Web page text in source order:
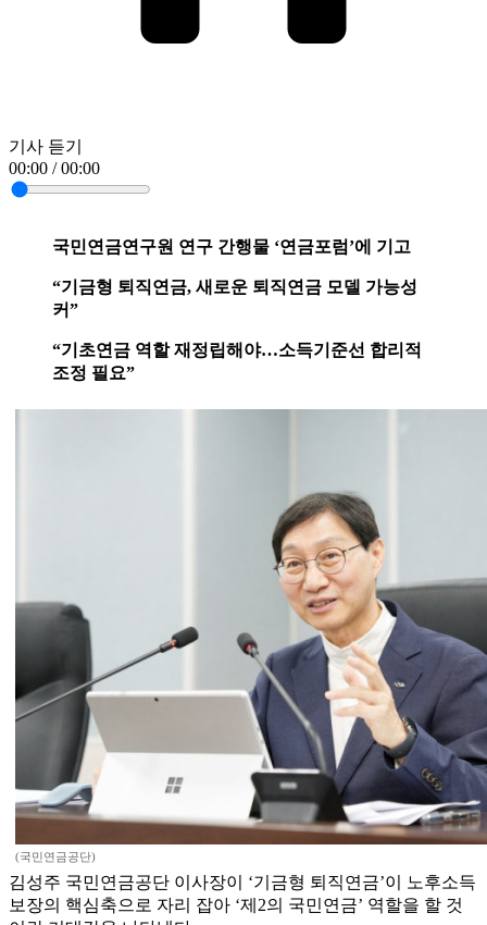
기사 듣기
00:00 / 00:00
국민연금연구원 연구 간행물 ‘연금포럼’에 기고
“기금형 퇴직연금, 새로운 퇴직연금 모델 가능성
커”
“기초연금 역할 재정립해야…소득기준선 합리적
조정 필요”
(국민연금공단)
김성주 국민연금공단 이사장이 ‘기금형 퇴직연금’이 노후소득
보장의 핵심축으로 자리 잡아 ‘제2의 국민연금’ 역할을 할 것